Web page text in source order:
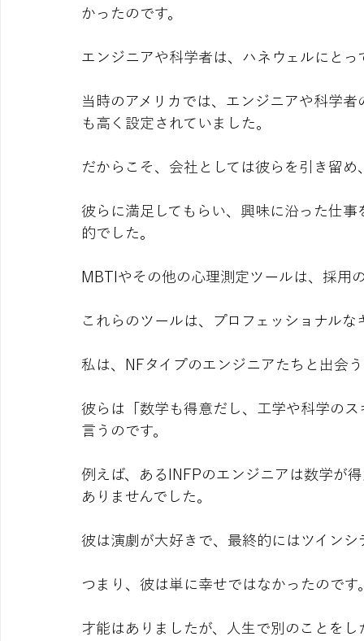
かったのです。
エンジニアや科学者は、ハネウェルにと
当時のアメリカでは、エンジニアや科学
も高く設定されていました。
だからこそ、会社としては彼らを引き留
彼らに満足してもらい、興味に沿った仕
的でした。
MBTIやその他の心理測定ツールは、採用
これらのツールは、プロフェッショナル
私は、NFタイプのエンジニアたちと出会
彼らは「数学も得意だし、工学や科学の
言うのです。
例えば、あるINFPのエンジニアは数学が
ありませんでした。
彼は演劇が大好きで、最終的にはツイン
つまり、彼は単に幸せではなかったのです
才能はありましたが、人生で別のことを